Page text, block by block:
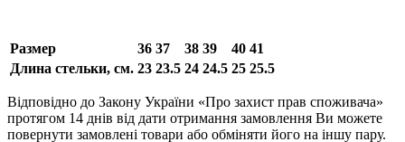
Размер 36 37 38 39 40 41
Длина стельки, см. 23 23.5 24 24.5 25 25.5
Відповідно до Закону України «Про захист прав споживача»
протягом 14 днів від дати отримання замовлення Ви можете
повернути замовлені товари або обміняти його на іншу пару.